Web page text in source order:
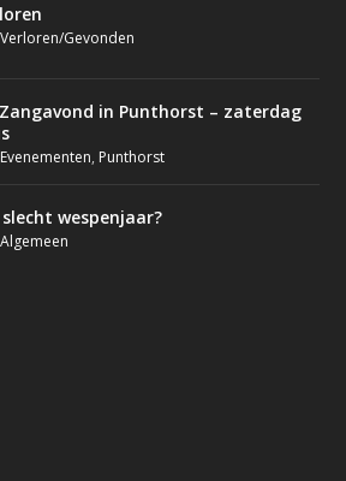
Verloren/Gevonden
in Punthorst – zaterdag
Evenementen, Punthorst
slecht wespenjaar?
Algemeen